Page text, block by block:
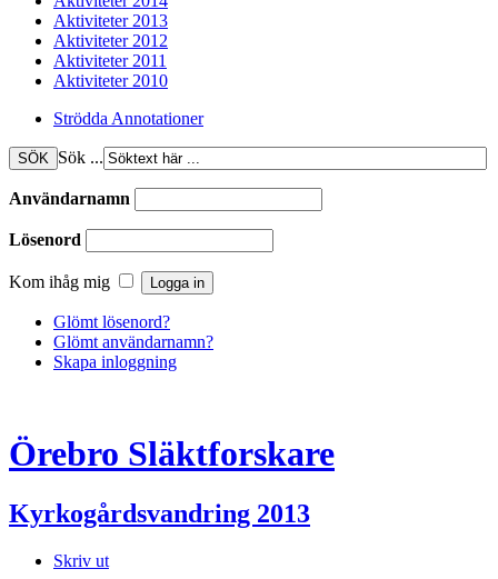
Aktiviteter 2013
Aktiviteter 2012
Aktiviteter 2011
Aktiviteter 2010
Strödda Annotationer
Sök ...
Användarnamn
Lösenord
Kom ihåg mig
Glömt lösenord?
Glömt användarnamn?
Skapa inloggning
Örebro Släktforskare
Kyrkogårdsvandring 2013
Skriv ut